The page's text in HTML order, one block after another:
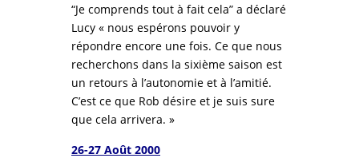
“Je comprends tout à fait cela” a déclaré
Lucy « nous espérons pouvoir y
répondre encore une fois. Ce que nous
recherchons dans la sixième saison est
un retours à l’autonomie et à l’amitié.
C’est ce que Rob désire et je suis sure
que cela arrivera. »
26-27 Août 2000